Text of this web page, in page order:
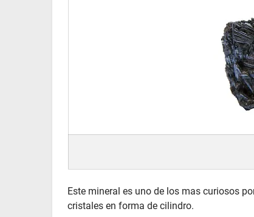
Este mineral es uno de los mas curiosos
cristales en forma de cilindro.